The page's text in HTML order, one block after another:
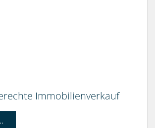
Immobilienverkauf